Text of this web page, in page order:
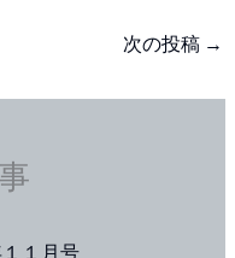
次の投稿 →